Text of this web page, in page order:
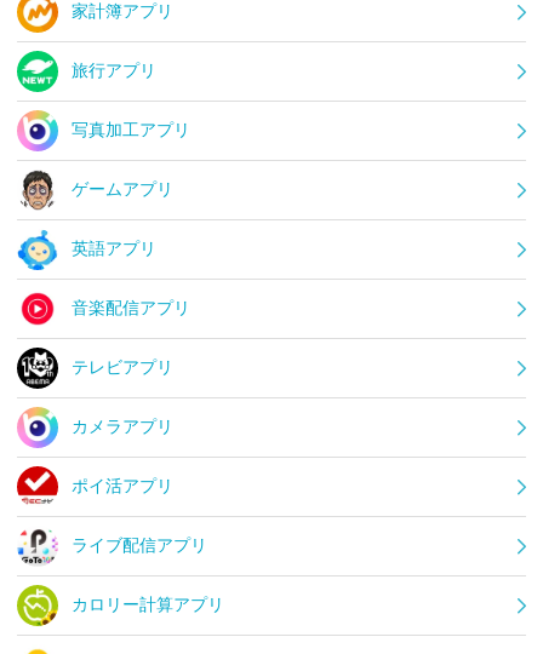
家計簿アプリ
旅行アプリ
写真加工アプリ
ゲームアプリ
英語アプリ
音楽配信アプリ
テレビアプリ
カメラアプリ
ポイ活アプリ
ライブ配信アプリ
カロリー計算アプリ